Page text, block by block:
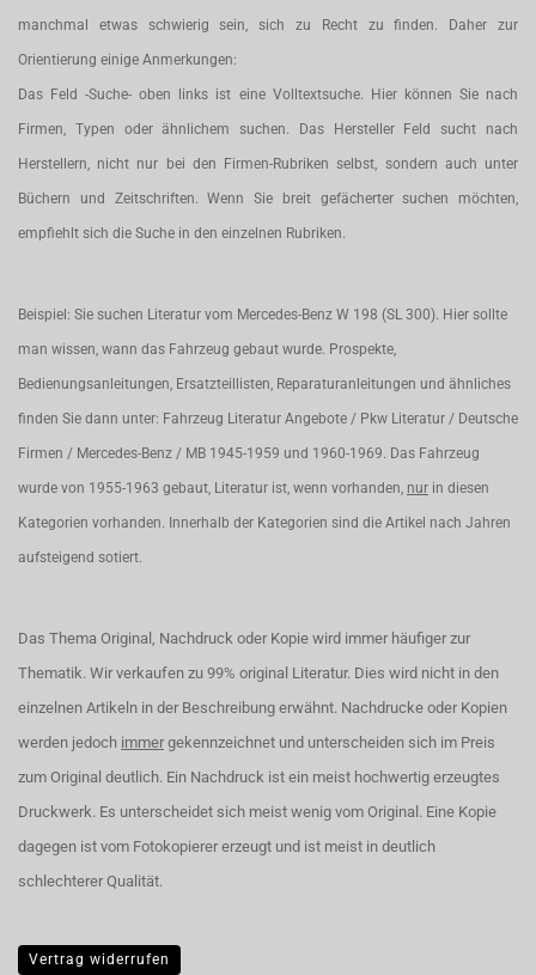
manchmal etwas schwierig sein, sich zu Recht zu finden. Daher zur
Orientierung einige Anmerkungen:
Das Feld -Suche- oben links ist eine Volltextsuche. Hier können Sie nach
Firmen, Typen oder ähnlichem suchen. Das Hersteller Feld sucht nach
Herstellern, nicht nur bei den Firmen-Rubriken selbst, sondern auch unter
Büchern und Zeitschriften. Wenn Sie breit gefächerter suchen möchten,
empfiehlt sich die Suche in den einzelnen Rubriken.
Beispiel: Sie suchen Literatur vom Mercedes-Benz W 198 (SL 300). Hier sollte
man wissen, wann das Fahrzeug gebaut wurde. Prospekte,
Bedienungsanleitungen, Ersatzteillisten, Reparaturanleitungen und ähnliches
finden Sie dann unter: Fahrzeug Literatur Angebote / Pkw Literatur / Deutsche
Firmen / Mercedes-Benz / MB 1945-1959 und 1960-1969. Das Fahrzeug
wurde von 1955-1963 gebaut, Literatur ist, wenn vorhanden, nur in diesen
Kategorien vorhanden. Innerhalb der Kategorien sind die Artikel nach Jahren
aufsteigend sotiert.
Das Thema Original, Nachdruck oder Kopie wird immer häufiger zur
Thematik. Wir verkaufen zu 99% original Literatur. Dies wird nicht in den
einzelnen Artikeln in der Beschreibung erwähnt. Nachdrucke oder Kopien
werden jedoch immer gekennzeichnet und unterscheiden sich im Preis
zum Original deutlich. Ein Nachdruck ist ein meist hochwertig erzeugtes
Druckwerk. Es unterscheidet sich meist wenig vom Original. Eine Kopie
dagegen ist vom Fotokopierer erzeugt und ist meist in deutlich
schlechterer Qualität.
Vertrag widerrufen